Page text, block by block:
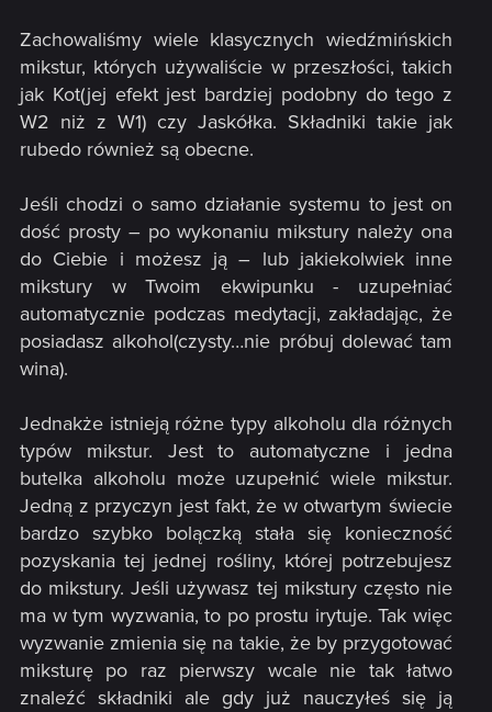
Zachowaliśmy wiele klasycznych wiedźmińskich
mikstur, których używaliście w przeszłości, takich
jak Kot(jej efekt jest bardziej podobny do tego z
W2 niż z W1) czy Jaskółka. Składniki takie jak
rubedo również są obecne.
Jeśli chodzi o samo działanie systemu to jest on
dość prosty – po wykonaniu mikstury należy ona
do Ciebie i możesz ją – lub jakiekolwiek inne
mikstury w Twoim ekwipunku - uzupełniać
automatycznie podczas medytacji, zakładając, że
posiadasz alkohol(czysty…nie próbuj dolewać tam
wina).
Jednakże istnieją różne typy alkoholu dla różnych
typów mikstur. Jest to automatyczne i jedna
butelka alkoholu może uzupełnić wiele mikstur.
Jedną z przyczyn jest fakt, że w otwartym świecie
bardzo szybko bolączką stała się konieczność
pozyskania tej jednej rośliny, której potrzebujesz
do mikstury. Jeśli używasz tej mikstury często nie
ma w tym wyzwania, to po prostu irytuje. Tak więc
wyzwanie zmienia się na takie, że by przygotować
miksturę po raz pierwszy wcale nie tak łatwo
znaleźć składniki ale gdy już nauczyłeś się ją